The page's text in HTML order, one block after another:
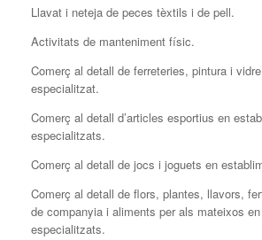
Llavat i neteja de peces tèxtils i de pell.
Activitats de manteniment físic.
Comerç al detall de ferreteries, pintura i
especialitzat.
Comerç al detall d’articles esportius en
especialitzats.
Comerç al detall de jocs i joguets en
Comerç al detall de flors, plantes, llavors,
de companyia i aliments per als mateixos
especialitzats.